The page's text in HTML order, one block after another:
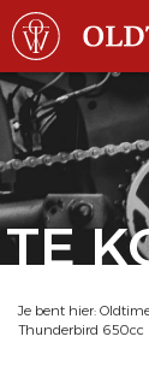
TE
Je bent hier:
Thunderbird 650cc